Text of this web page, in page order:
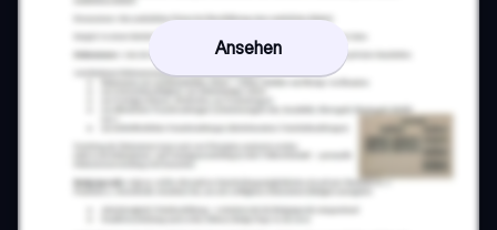
Ansehen